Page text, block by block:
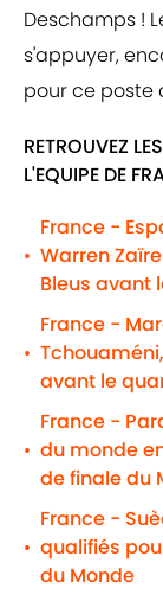
Deschamps !
s'appuyer,
pour ce poste
RETROUVEZ
L'EQUIPE DE
•
France -
Warren
Bleus avant
•
France -
avant le
•
France -
du monde
de finale du
•
France -
qualifiés
du Monde